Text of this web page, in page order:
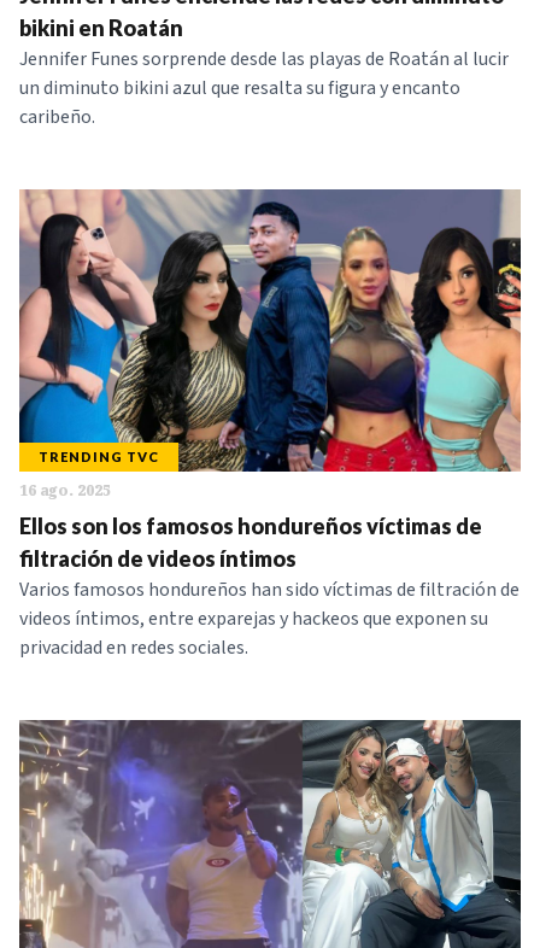
SERIES
bikini en Roatán
Jennifer Funes sorprende desde las playas de Roatán al lucir
un diminuto bikini azul que resalta su figura y encanto
caribeño.
TRENDING TVC
16 ago. 2025
Ellos son los famosos hondureños víctimas de
filtración de videos íntimos
Varios famosos hondureños han sido víctimas de filtración de
videos íntimos, entre exparejas y hackeos que exponen su
privacidad en redes sociales.